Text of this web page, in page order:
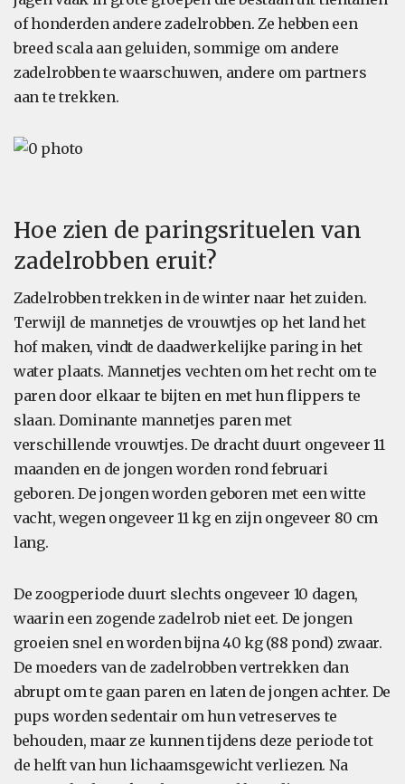
of honderden andere zadelrobben. Ze hebben een
breed scala aan geluiden, sommige om andere
zadelrobben te waarschuwen, andere om partners
aan te trekken.
Hoe zien de paringsrituelen van
zadelrobben eruit?
Zadelrobben trekken in de winter naar het zuiden.
Terwijl de mannetjes de vrouwtjes op het land het
hof maken, vindt de daadwerkelijke paring in het
water plaats. Mannetjes vechten om het recht om te
paren door elkaar te bijten en met hun flippers te
slaan. Dominante mannetjes paren met
verschillende vrouwtjes. De dracht duurt ongeveer 11
maanden en de jongen worden rond februari
geboren. De jongen worden geboren met een witte
vacht, wegen ongeveer 11 kg en zijn ongeveer 80 cm
lang.
De zoogperiode duurt slechts ongeveer 10 dagen,
waarin een zogende zadelrob niet eet. De jongen
groeien snel en worden bijna 40 kg (88 pond) zwaar.
De moeders van de zadelrobben vertrekken dan
abrupt om te gaan paren en laten de jongen achter. De
pups worden sedentair om hun vetreserves te
behouden, maar ze kunnen tijdens deze periode tot
de helft van hun lichaamsgewicht verliezen. Na